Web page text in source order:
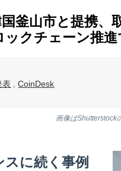
釜山市と提携、
ックチェーン推進
表 ,CoinDesk
画像はShutterstock
に続く事例